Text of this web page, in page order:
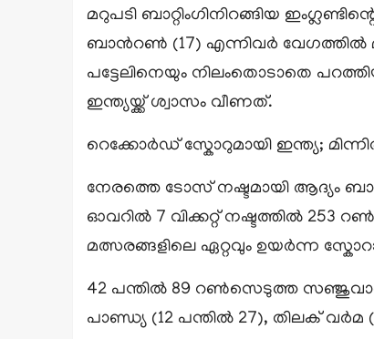
മറുപടി ബാറ്റിംഗിനിറങ്ങിയ
ബാന്‍റണ്‍ (17) എന്നിവർ വേഗത്തിൽ
പട്ടേലിനെയും നിലംതൊടാതെ
ഇന്ത്യയ്ക്ക് ശ്വാസം വീണത്.
റെക്കോർഡ് സ്കോറുമായി ഇന്ത്യ;
നേരത്തെ ടോസ് നഷ്ടമായി ആദ്യം
ഓവറില്‍ 7 വിക്കറ്റ് നഷ്ടത്തില്‍ 253
മത്സരങ്ങളിലെ ഏറ്റവും ഉയര്‍ന്ന
42 പന്തില്‍ 89 റണ്‍സെടുത്ത
പാണ്ഡ്യ (12 പന്തില്‍ 27), തിലക് വര്‍മ